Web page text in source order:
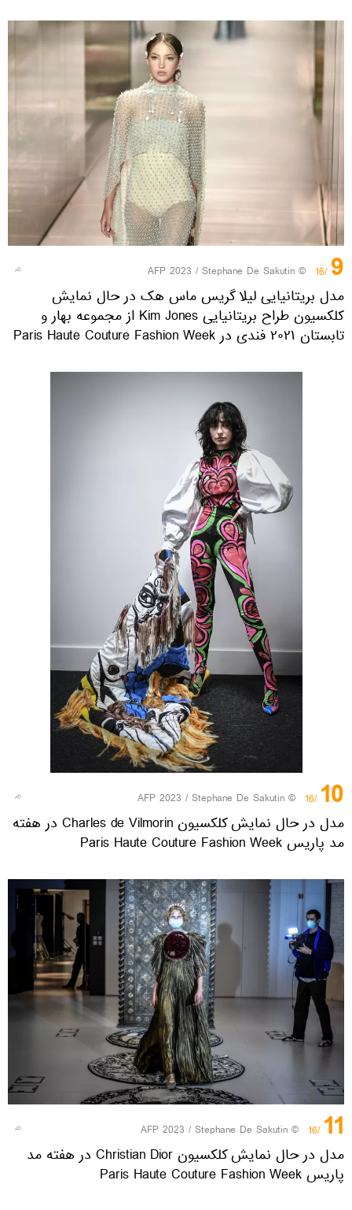
9
/16
© AFP 2023 / Stephane De Sakutin
مدل بریتانیایی لیلا گریس ماس هک در حال نمایش
کلکسیون طراح بریتانیایی Kim Jones از مجموعه بهار و
تابستان ۲۰۲۱ فندی در Paris Haute Couture Fashion Week
10
/16
© AFP 2023 / Stephane De Sakutin
مدل در حال نمایش کلکسیون Charles de Vilmorin در هفته
مد پاریس Paris Haute Couture Fashion Week
11
/16
© AFP 2023 / Stephane De Sakutin
مدل در حال نمایش کلکسیون Christian Dior در هفته مد
پاریس Paris Haute Couture Fashion Week